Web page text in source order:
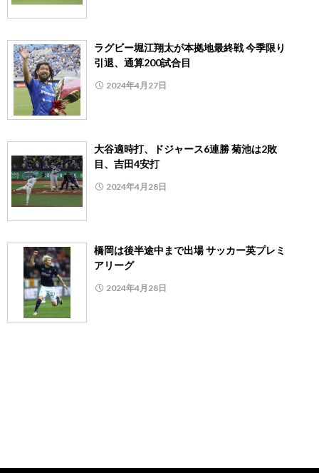
ラグビー堀江翔太が本拠地最終戦 今季限り
引退、通算200試合目
2024年4月27日
大谷適時打、ドジャース6連勝 菊池は2敗
目、吉田4安打
2024年4月28日
橋岡は後半途中まで出場 サッカー英プレミ
アリーグ
2024年4月28日